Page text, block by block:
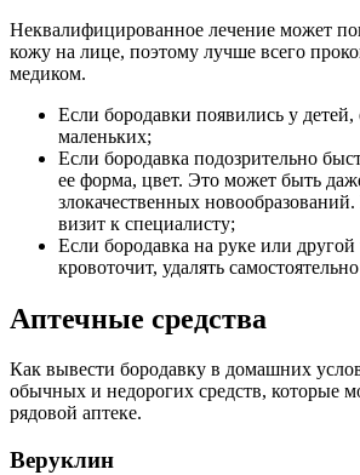
Неквалифицированное лечение может
кожу на лице, поэтому лучше всего
медиком.
Если бородавки появились у
маленьких;
Если бородавка подозрительно
ее форма, цвет. Это может быть
злокачественных
визит к специалисту;
Если бородавка на руке или другой
кровоточит, удалять
Аптечные средства
Как вывести бородавку в домашних
обычных и недорогих средств, которые
рядовой аптеке.
Веруклин